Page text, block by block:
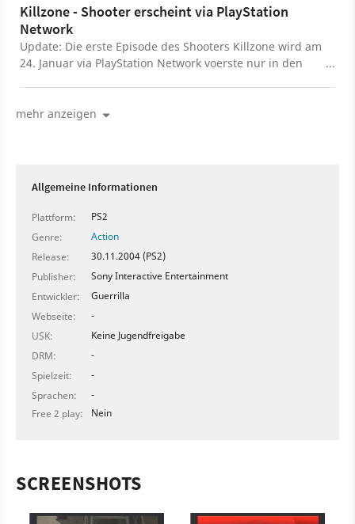
Killzone - Shooter erscheint via PlayStation
Network
Update: Die erste Episode des Shooters Killzone wird am
24. Januar via PlayStation Network voerste nur in den
mehr anzeigen
Allgemeine Informationen
Plattform:
PS2
Genre:
Action
Release:
30.11.2004 (PS2)
Publisher:
Sony Interactive Entertainment
Entwickler:
Guerrilla
Webseite:
-
USK:
Keine Jugendfreigabe
DRM:
-
Spielzeit:
-
Sprachen:
-
Free 2 play:
Nein
SCREENSHOTS